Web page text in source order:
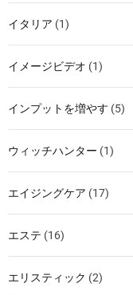
イタリア (1)
イメージビデオ (1)
インプットを増やす (5)
ウィッチハンター (1)
エイジングケア (17)
エステ (16)
エリスティック (2)